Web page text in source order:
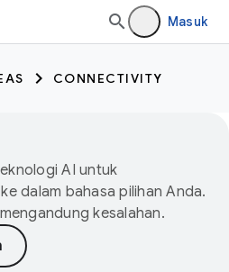
Masuk
CONNECTIVITY
AI untuk
dalam bahasa pilihan Anda.
kesalahan.